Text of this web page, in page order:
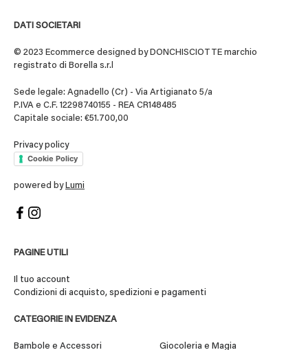
DATI SOCIETARI
© 2023 Ecommerce designed by DONCHISCIOTTE marchio
registrato di Borella s.r.l
Sede legale: Agnadello (Cr) - Via Artigianato 5/a
P.IVA e C.F. 12298740155 - REA CR148485
Capitale sociale: €51.700,00
Privacy policy
Cookie Policy
powered by Lumi
PAGINE UTILI
Il tuo account
Condizioni di acquisto, spedizioni e pagamenti
CATEGORIE IN EVIDENZA
Bambole e Accessori Giocoleria e Magia